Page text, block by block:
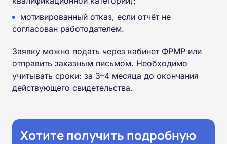
мотивированный отказ, если отчёт не
согласован работодателем.
Заявку можно подать через кабинет ФРМР или
отправить заказным письмом. Необходимо
учитывать сроки: за 3–4 месяца до окончания
действующего свидетельства.
Хотите получить подробную